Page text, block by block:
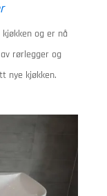
og er nå
rørlegger og
nye kjøkken.